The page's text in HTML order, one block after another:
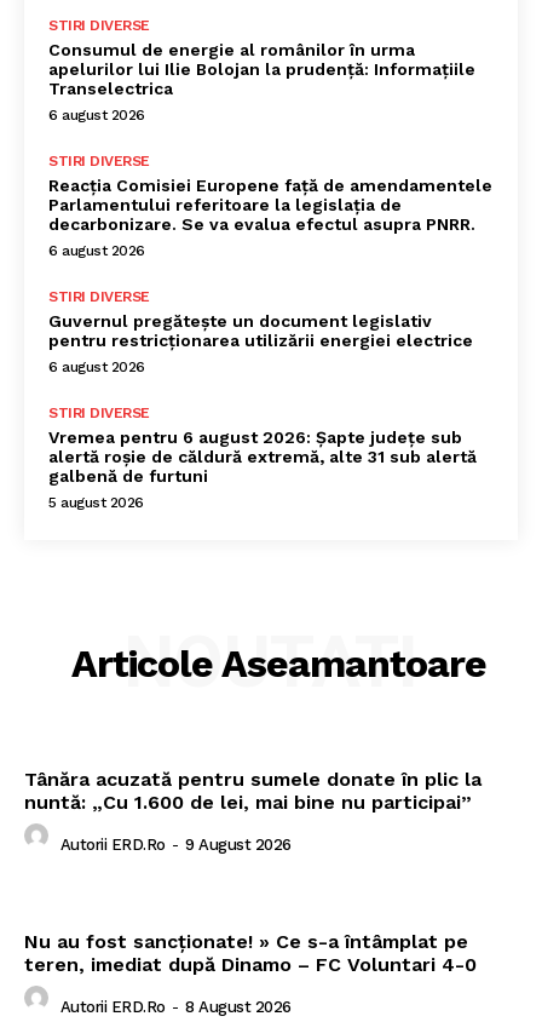
STIRI DIVERSE
Consumul de energie al românilor în urma
apelurilor lui Ilie Bolojan la prudență: Informațiile
Transelectrica
6 august 2026
STIRI DIVERSE
Reacția Comisiei Europene față de amendamentele
Parlamentului referitoare la legislația de
decarbonizare. Se va evalua efectul asupra PNRR.
6 august 2026
STIRI DIVERSE
Guvernul pregătește un document legislativ
pentru restricționarea utilizării energiei electrice
6 august 2026
STIRI DIVERSE
Vremea pentru 6 august 2026: Șapte județe sub
alertă roșie de căldură extremă, alte 31 sub alertă
galbenă de furtuni
5 august 2026
Articole Aseamantoare
NOUTATI
Tânăra acuzată pentru sumele donate în plic la
nuntă: „Cu 1.600 de lei, mai bine nu participai”
Autorii ERD.ro - 9 August 2026
Nu au fost sancționate! » Ce s-a întâmplat pe
teren, imediat după Dinamo – FC Voluntari 4-0
Autorii ERD.ro - 8 August 2026